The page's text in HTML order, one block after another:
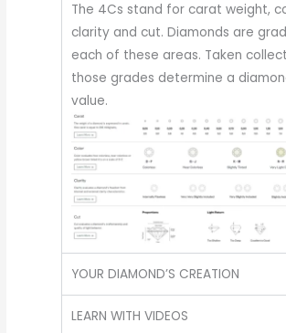
The 4Cs stand for carat weight,
clarity and cut. Diamonds are
each of these areas. Taken
those grades determine a
value.
YOUR DIAMOND’S CREATION
LEARN WITH VIDEOS